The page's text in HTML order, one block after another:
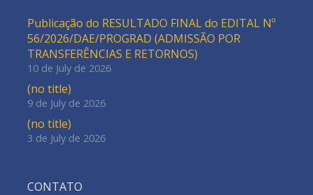
Publicação do RESULTADO FINAL do EDITAL Nº
56/2026/DAE/PROGRAD (ADMISSÃO POR
TRANSFERÊNCIAS E RETORNOS)
10 de July de 2026
(no title)
9 de July de 2026
(no title)
3 de July de 2026
CONTATO